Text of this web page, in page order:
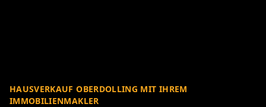
HAUSVERKAUF OBERDOLLING MIT IHREM
IMMOBILIENMAKLER